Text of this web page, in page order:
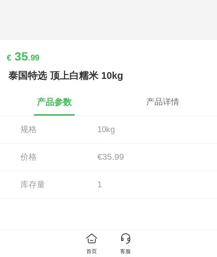
€ 35.99
泰国特选 顶上白糯米 10kg
产品参数 产品详情
规格 10kg
价格 €35.99
库存量 1
首页 客服